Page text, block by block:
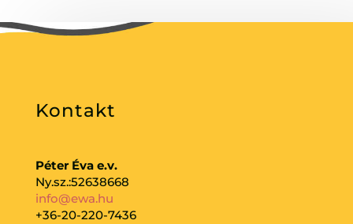
Kontakt
Péter Éva e.v.
Ny.sz.:52638668
info@ewa.hu
+36-20-220-7436